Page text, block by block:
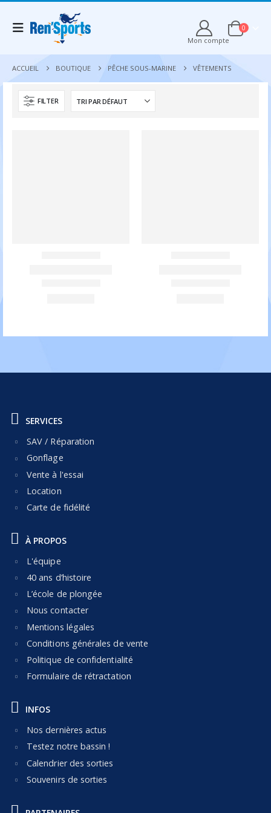
Mon compte
0
ACCUEIL BOUTIQUE PÊCHE SOUS-MARINE VÊTEMENTS
FILTER
SERVICES
SAV / Réparation
Gonflage
Vente à l'essai
Location
Carte de fidélité
À PROPOS
L'équipe
40 ans d’histoire
L’école de plongée
Nous contacter
Mentions légales
Conditions générales de vente
Politique de confidentialité
Formulaire de rétractation
INFOS
Nos dernières actus
Testez notre bassin !
Calendrier des sorties
Souvenirs de sorties